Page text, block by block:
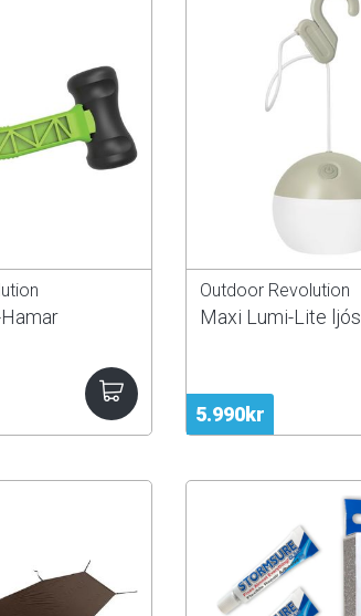
5.990kr
Outdoor Revolution
Maxi Lumi-Lite ljós